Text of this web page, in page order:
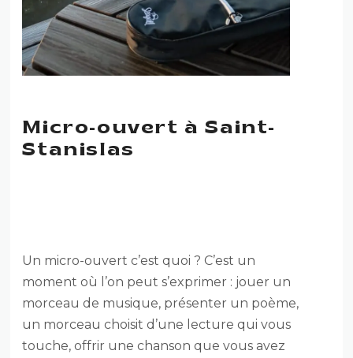
Micro-ouvert à Saint-
Stanislas
Un micro-ouvert c’est quoi ? C’est un
moment où l’on peut s’exprimer : jouer un
morceau de musique, présenter un poème,
un morceau choisit d’une lecture qui vous
touche, offrir une chanson que vous avez